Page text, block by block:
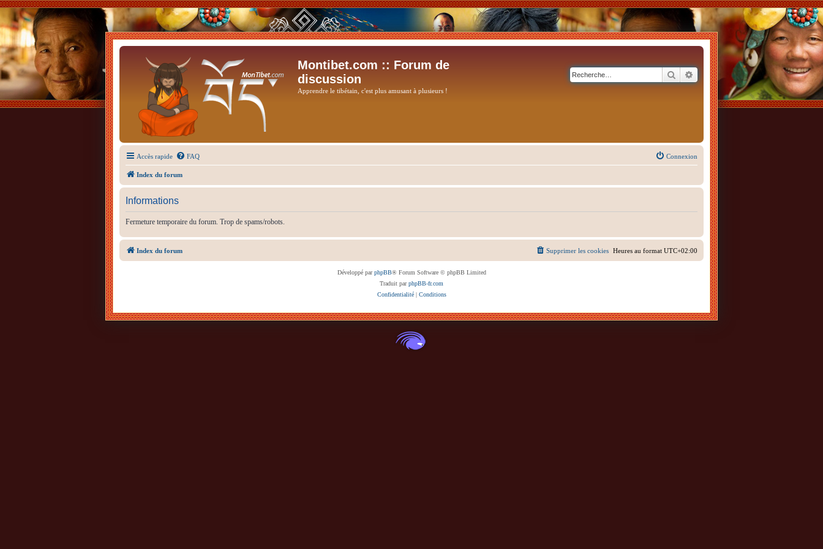
Montibet.com :: Forum de
discussion
Apprendre le tibétain, c'est plus amusant à plusieurs !
RechercherRecherche avancée
Accès rapide FAQ Connexion
Index du forum
Informations
Fermeture temporaire du forum. Trop de spams/robots.
Index du forum Heures au format UTC+02:00
Supprimer les cookies
Développé parphpBB® Forum Software © phpBB Limited
Traduit parphpBB-fr.com
Confidentialité| Conditions